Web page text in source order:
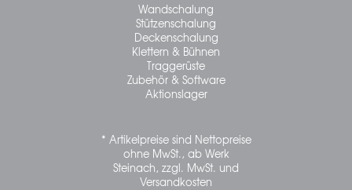
Wandschalung
Stützenschalung
Deckenschalung
Klettern & Bühnen
Traggerüste
Zubehör & Software
Aktionslager
* Artikelpreise sind Nettopreise
ohne MwSt., ab Werk
Steinach, zzgl. MwSt. und
Versandkosten